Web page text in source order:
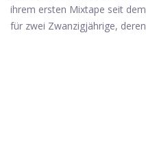
ihrem ersten Mixtape seit
für zwei Zwanzigjährige,